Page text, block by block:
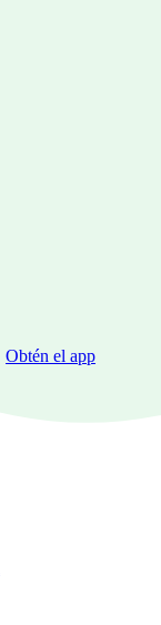
Obtén el app